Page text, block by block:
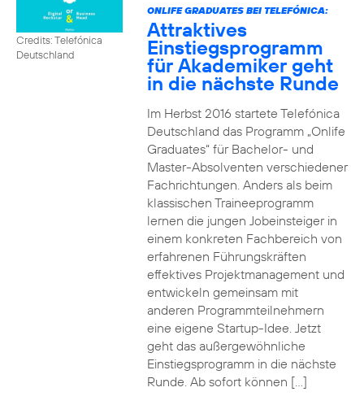
Credits: Telefónica
Deutschland
ONLIFE GRADUATES BEI TELEFÓNICA:
Attraktives
Einstiegsprogramm
für Akademiker geht
in die nächste Runde
Im Herbst 2016 startete Telefónica
Deutschland das Programm „Onlife
Graduates“ für Bachelor- und
Master-Absolventen verschiedener
Fachrichtungen. Anders als beim
klassischen Traineeprogramm
lernen die jungen Jobeinsteiger in
einem konkreten Fachbereich von
erfahrenen Führungskräften
effektives Projektmanagement und
entwickeln gemeinsam mit
anderen Programmteilnehmern
eine eigene Startup-Idee. Jetzt
geht das außergewöhnliche
Einstiegsprogramm in die nächste
Runde. Ab sofort können […]